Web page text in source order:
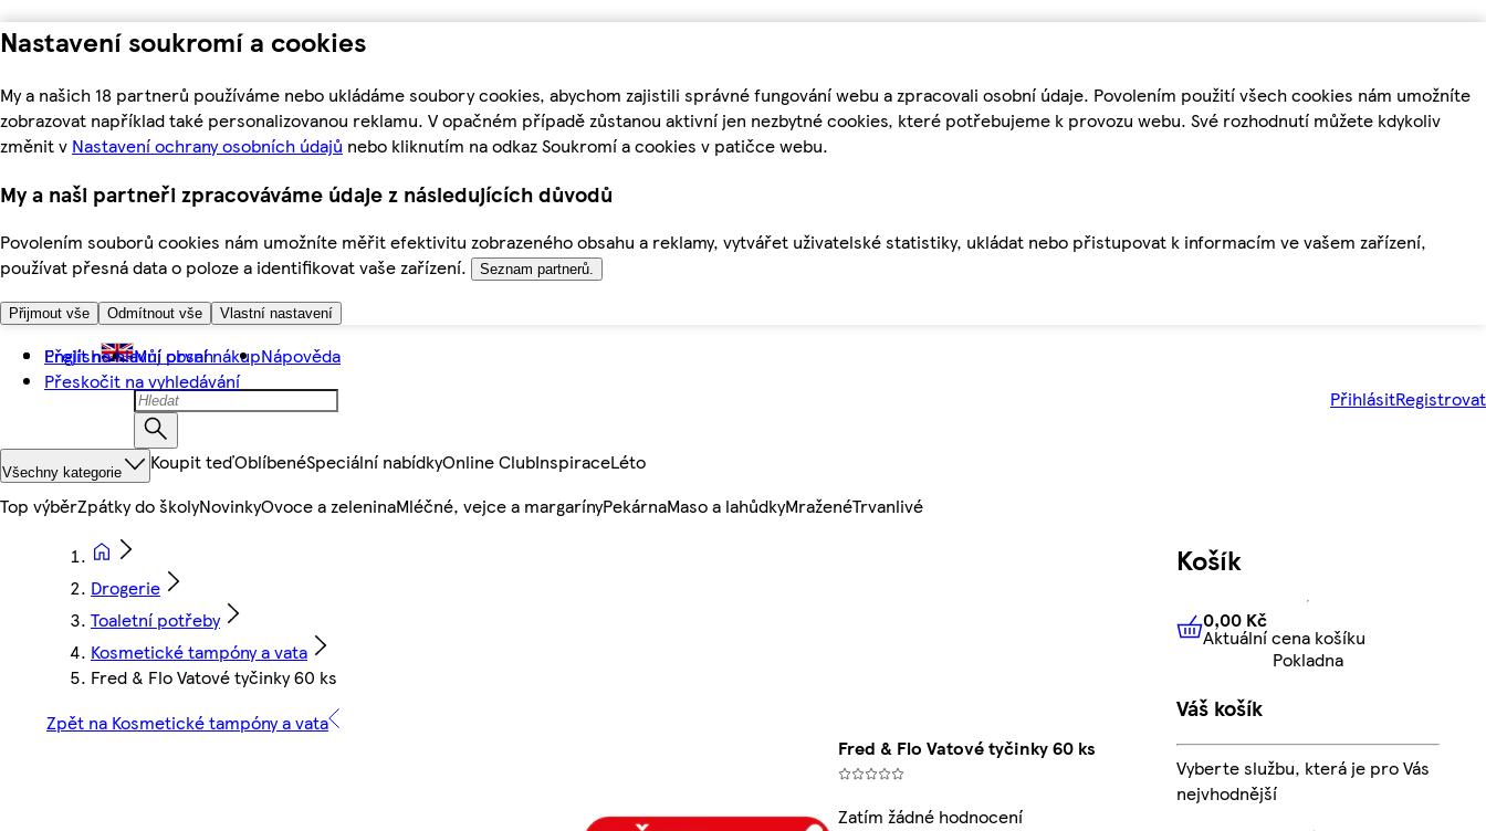
Nastavení soukromí a cookies
My a našich 18 partnerů používáme nebo ukládáme soubory cookies, abychom zajistili správné fungování webu a zpracovali osobní údaje. Povolením použití všech cookies nám umožníte
zobrazovat například také personalizovanou reklamu. V opačném případě zůstanou aktivní jen nezbytné cookies, které potřebujeme k provozu webu. Své rozhodnutí můžete kdykoliv
změnit v Nastavení ochrany osobních údajů nebo kliknutím na odkaz Soukromí a cookies v patičce webu.
My a naši partneři zpracováváme údaje z následujících důvodů
Povolením souborů cookies nám umožníte měřit efektivitu zobrazeného obsahu a reklamy, vytvářet uživatelské statistiky, ukládat nebo přistupovat k informacím ve vašem zařízení,
používat přesná data o poloze a identifikovat vaše zařízení.
Seznam partnerů.
Přijmout vše Odmítnout vše Vlastní nastavení
Přejít na hlavní obsah
Přeskočit na vyhledávání
English Můj první nákupNápověda
PřihlásitRegistrovat
Všechny kategorie Koupit teďOblíbenéSpeciální nabídkyOnline ClubInspiraceLéto
Top výběrZpátky do školyNovinkyOvoce a zeleninaMléčné, vejce a margarínyPekárnaMaso a lahůdkyMraženéTrvanlivé
Drogerie
Toaletní potřeby
Kosmetické tampóny a vata
Fred & Flo Vatové tyčinky 60 ks
Zpět na Kosmetické tampóny a vata
Fred & Flo Vatové tyčinky 60 ks
Zatím žádné hodnocení
Košík
0,00 KčAktuální cena košíku
0,00 Kč
Aktuální cena košíku
Pokladna
Váš košík
Vyberte službu, která je pro Vás
nejvhodnější